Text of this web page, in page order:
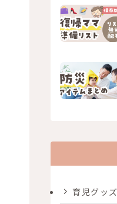
育児グッズ